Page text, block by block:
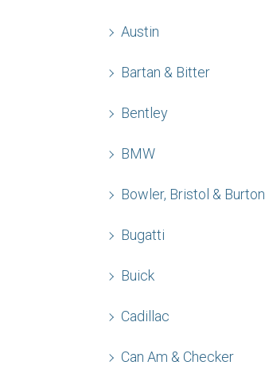
Austin
Bartan & Bitter
Bentley
BMW
Bowler, Bristol & Burton
Bugatti
Buick
Cadillac
Can Am & Checker